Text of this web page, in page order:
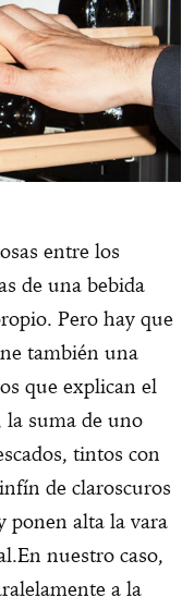
entre los
de una bebida
Pero hay que
también una
que explican el
la suma de uno
tintos con
de claroscuros
ponen alta la vara
nuestro caso,
a la